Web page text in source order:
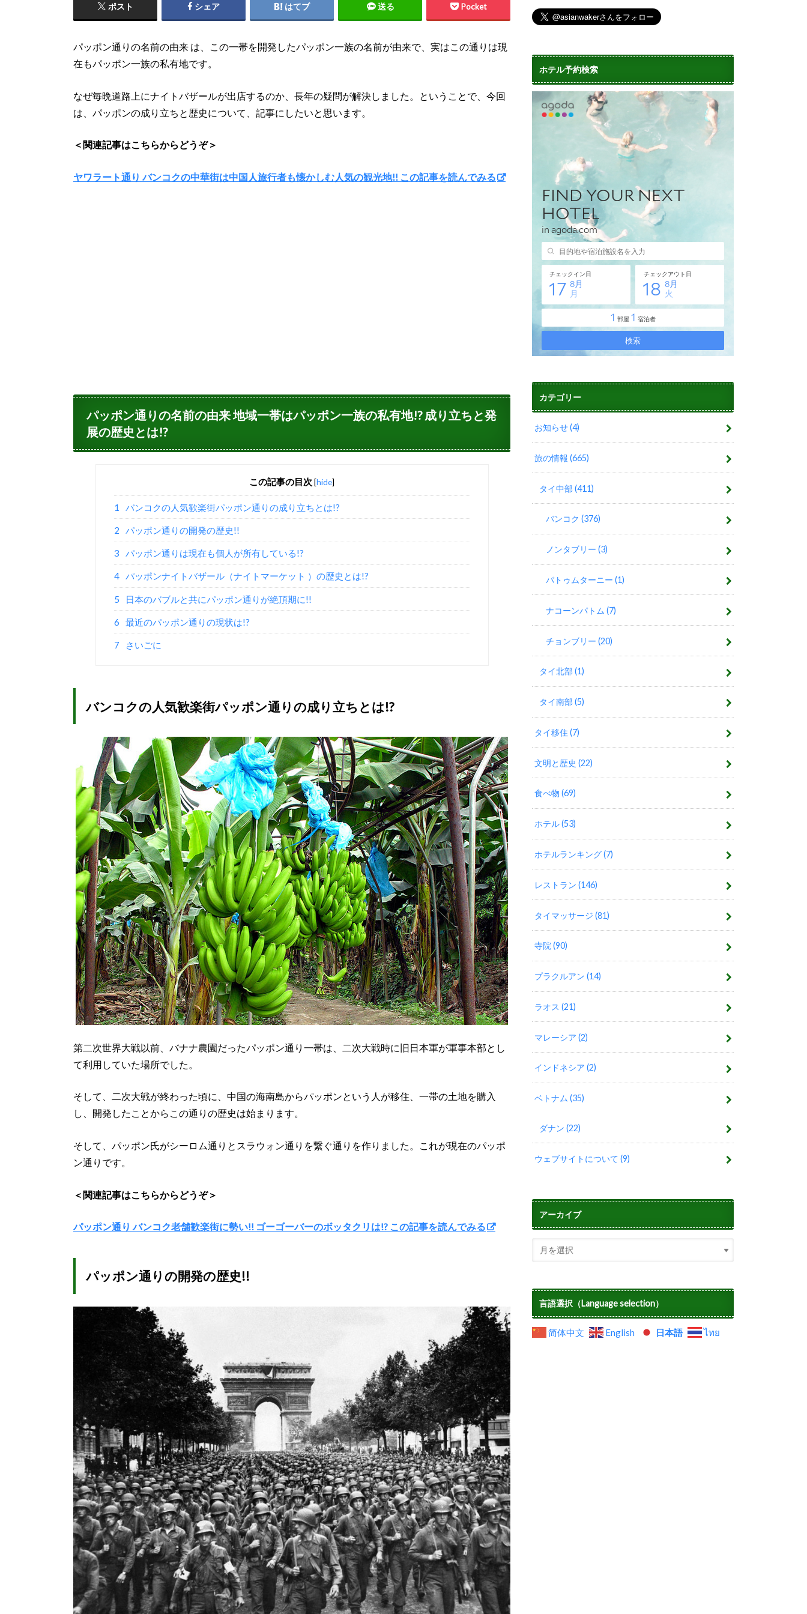
ポスト シェア はてブ 送る Pocket
パッポン通りの名前の由来 は、この一帯を開発したパッポン一族の名前が由来で、実はこの通りは現
在もパッポン一族の私有地です。
なぜ毎晩道路上にナイトバザールが出店するのか、長年の疑問が解決しました。ということで、今回
は、パッポンの成り立ちと歴史について、記事にしたいと思います。
＜関連記事はこちらからどうぞ＞
ヤワラート通り バンコクの中華街は中国人旅行者も懐かしむ人気の観光地!! この記事を読んでみる
パッポン通りの名前の由来 地域一帯はパッポン一族の私有地!? 成り立ちと発
展の歴史とは!?
この記事の目次 [hide]
1 バンコクの人気歓楽街パッポン通りの成り立ちとは!?
2 パッポン通りの開発の歴史!!
3 パッポン通りは現在も個人が所有している!?
4 パッポンナイトバザール（ナイトマーケット ）の歴史とは!?
5 日本のバブルと共にパッポン通りが絶頂期に!!
6 最近のパッポン通りの現状は!?
7 さいごに
バンコクの人気歓楽街パッポン通りの成り立ちとは!?
第二次世界大戦以前、バナナ農園だったパッポン通り一帯は、二次大戦時に旧日本軍が軍事本部とし
て利用していた場所でした。
そして、二次大戦が終わった頃に、中国の海南島からパッポンという人が移住、一帯の土地を購入
し、開発したことからこの通りの歴史は始まります。
そして、パッポン氏がシーロム通りとスラウォン通りを繋ぐ通りを作りました。これが現在のパッポ
ン通りです。
＜関連記事はこちらからどうぞ＞
パッポン通り バンコク老舗歓楽街に勢い!! ゴーゴーバーのボッタクリは!? この記事を読んでみる
パッポン通りの開発の歴史!!
ホテル予約検索
カテゴリー
お知らせ(4)
旅の情報(665)
タイ中部(411)
バンコク(376)
ノンタブリー(3)
パトゥムターニー(1)
ナコーンパトム(7)
チョンブリー(20)
タイ北部(1)
タイ南部(5)
タイ移住(7)
文明と歴史(22)
食べ物(69)
ホテル(53)
ホテルランキング(7)
レストラン(146)
タイマッサージ(81)
寺院(90)
プラクルアン(14)
ラオス(21)
マレーシア(2)
インドネシア(2)
ベトナム(35)
ダナン (22)
ウェブサイトについて(9)
アーカイブ
言語選択（Language selection）
简体中文 English 日本語 ไทย